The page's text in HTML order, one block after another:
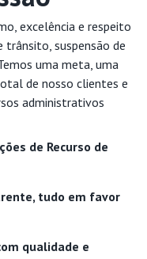
excelência e respeito
suspensão de
uma meta, uma
de nosso clientes e
administrativos
de Recurso de
tudo em favor
qualidade e